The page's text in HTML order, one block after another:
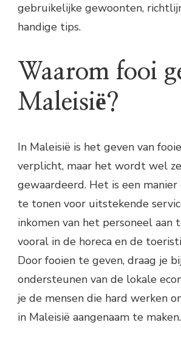
gebruikelijke gewoonten,
handige tips.
Waarom fooi
Maleisië?
In Maleisië is het geven van
verplicht, maar het wordt wel
gewaardeerd. Het is een manier
te tonen voor uitstekende
inkomen van het personeel aan
vooral in de horeca en de
Door fooien te geven, draag je
ondersteunen van de lokale
je de mensen die hard werken
in Maleisië aangenaam te maken.